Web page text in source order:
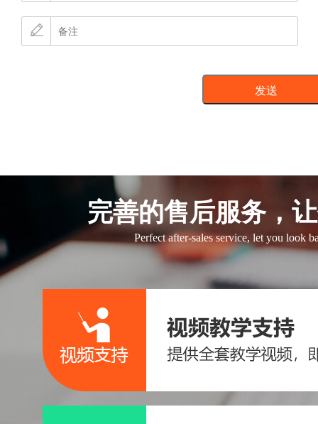
完善的售后服务，
Perfect after-sales service, let you look